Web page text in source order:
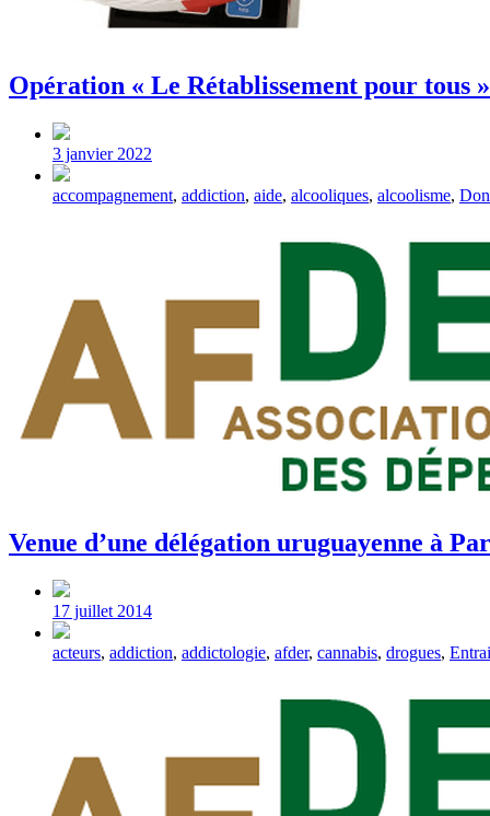
Opération « Le Rétablissement pour tous »
Post
date
3 janvier 2022
Tagged
accompagnement, addiction, aide, alcooliques, alcoolisme, Don
Venue d’une délégation uruguayenne à
Post
date
17 juillet 2014
Tagged
acteurs, addiction, addictologie, afder, cannabis, drogues,